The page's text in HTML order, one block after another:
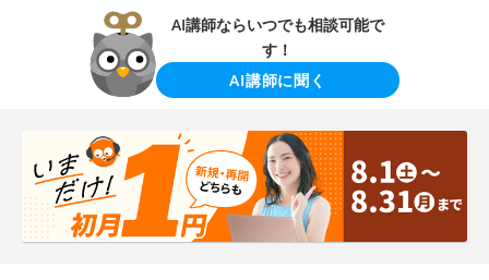
AI講師ならいつでも相談可能で
す！
AI講師に聞く